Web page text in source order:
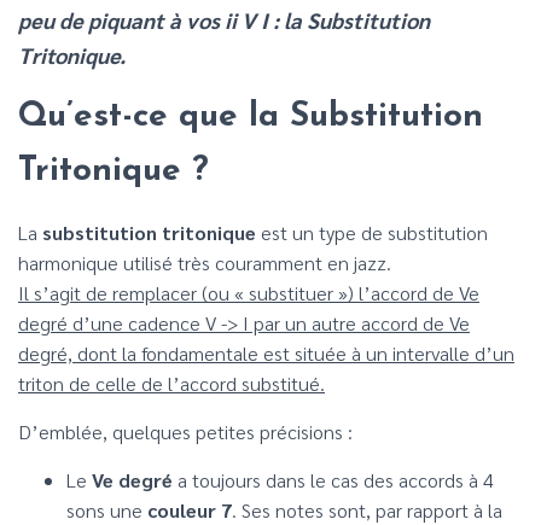
peu de piquant à vos ii V I : la Substitution
Tritonique.
Qu’est-ce que la Substitution
Tritonique ?
La substitution tritonique est un type de substitution
harmonique utilisé très couramment en jazz.
Il s’agit de remplacer (ou « substituer ») l’accord de Ve
degré d’une cadence V -> I par un autre accord de Ve
degré, dont la fondamentale est située à un intervalle d’un
triton de celle de l’accord substitué.
D’emblée, quelques petites précisions :
Le Ve degré a toujours dans le cas des accords à 4
sons une couleur 7. Ses notes sont, par rapport à la